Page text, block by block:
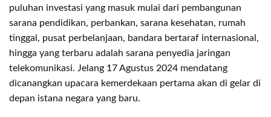
puluhan investasi yang masuk mulai dari pembangunan
sarana pendidikan, perbankan, sarana kesehatan, rumah
tinggal, pusat perbelanjaan, bandara bertaraf internasional,
hingga yang terbaru adalah sarana penyedia jaringan
telekomunikasi. Jelang 17 Agustus 2024 mendatang
dicanangkan upacara kemerdekaan pertama akan di gelar di
depan istana negara yang baru.